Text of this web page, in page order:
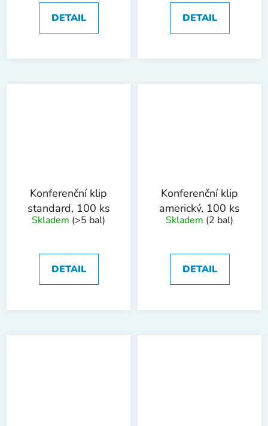
DETAIL DETAIL
Konferenční klip
standard, 100 ks
Skladem (>5 bal)
DETAIL
Konferenční klip
americký, 100 ks
Skladem (2 bal)
DETAIL